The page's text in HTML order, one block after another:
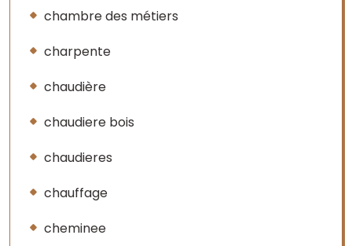
chambre des métiers
charpente
chaudière
chaudiere bois
chaudieres
chauffage
cheminee